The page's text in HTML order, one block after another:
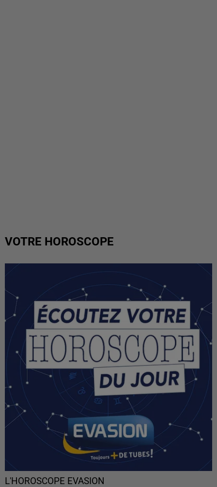
VOTRE HOROSCOPE
L'HOROSCOPE EVASION